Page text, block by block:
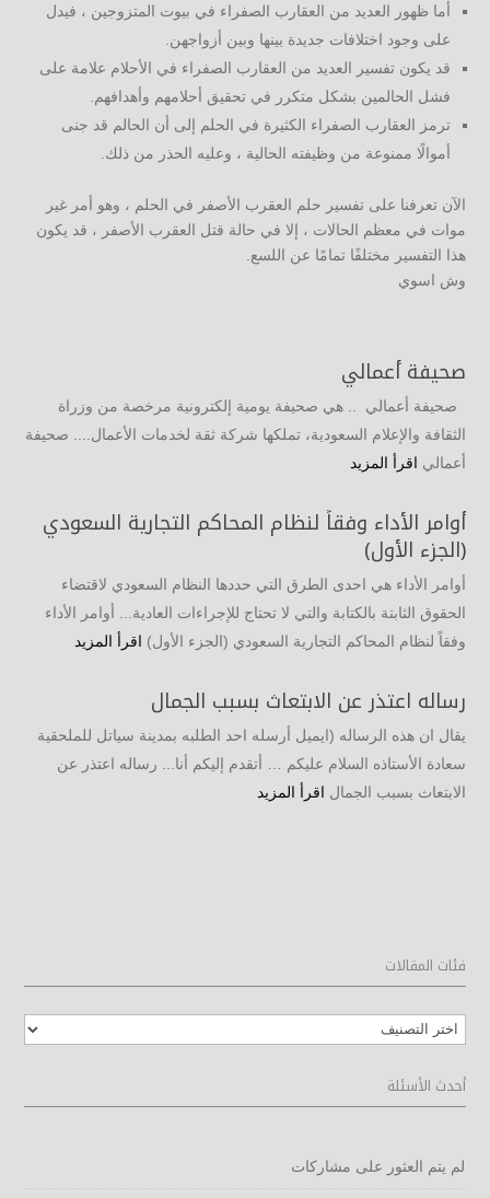
أما ظهور العديد من العقارب الصفراء في بيوت المتزوجين ، فيدل
على وجود اختلافات جديدة بينها وبين أزواجهن.
قد يكون تفسير العديد من العقارب الصفراء في الأحلام علامة على
فشل الحالمين بشكل متكرر في تحقيق أحلامهم وأهدافهم.
ترمز العقارب الصفراء الكثيرة في الحلم إلى أن الحالم قد جنى
أموالًا ممنوعة من وظيفته الحالية ، وعليه الحذر من ذلك.
الآن تعرفنا على تفسير حلم العقرب الأصفر في الحلم ، وهو أمر غير
موات في معظم الحالات ، إلا في حالة قتل العقرب الأصفر ، قد يكون
هذا التفسير مختلفًا تمامًا عن اللسع.
وش اسوي
صحيفة أعمالي
صحيفة أعمالي .. هي صحيفة يومية إلكترونية مرخصة من وزراة
الثقافة والإعلام السعودية، تملكها شركة ثقة لخدمات الأعمال.... صحيفة
أعمالي اقرأ المزيد
أوامر الأداء وفقاً لنظام المحاكم التجارية السعودي
(الجزء الأول)
أوامر الأداء هي احدى الطرق التي حددها النظام السعودي لاقتضاء
الحقوق الثابتة بالكتابة والتي لا تحتاج للإجراءات العادية... أوامر الأداء
وفقاً لنظام المحاكم التجارية السعودي (الجزء الأول) اقرأ المزيد
رساله اعتذر عن الابتعاث بسبب الجمال
يقال ان هذه الرساله (ايميل أرسله احد الطلبه بمدينة سياتل للملحقية
سعادة الأستاذه السلام عليكم … أتقدم إليكم أنا... رساله اعتذر عن
الابتعاث بسبب الجمال اقرأ المزيد
فئات المقالات
فئات
المقالات
أحدث الأسئلة
لم يتم العثور على مشاركات